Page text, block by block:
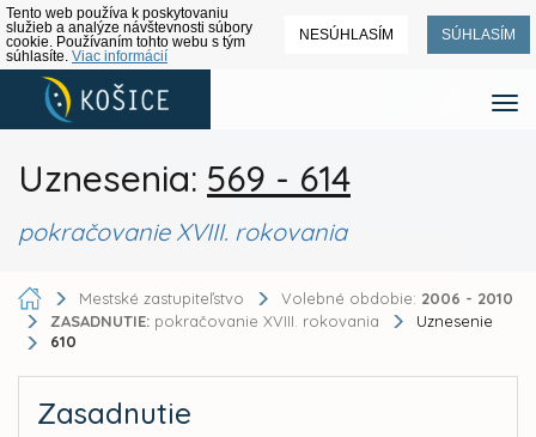
Tento web používa k poskytovaniu
služieb a analýze návštevnosti súbory
cookie. Používaním tohto webu s tým
súhlasíte. Viac informácií
NESÚHLASÍM SÚHLASÍM
Uznesenia: 569 - 614
pokračovanie XVIII. rokovania
Mestské zastupiteľstvo Volebné obdobie: 2006 - 2010
ZASADNUTIE: pokračovanie XVIII. rokovania
Uznesenie
610
Zasadnutie